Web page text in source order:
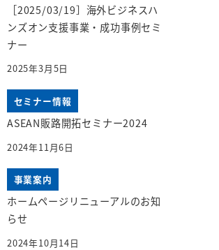
［2025/03/19］海外ビジネスハ
ンズオン支援事業・成功事例セミ
ナー
2025年3月5日
セミナー情報
ASEAN販路開拓セミナー2024
2024年11月6日
事業案内
ホームページリニューアルのお知
らせ
2024年10月14日